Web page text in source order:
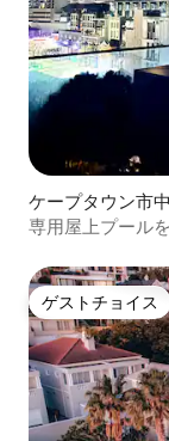
ケープタウン市
専用屋上プール
ゲストチョイス
ゲストチョイス